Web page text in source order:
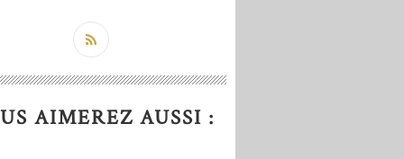
AIMEREZ AUSSI :